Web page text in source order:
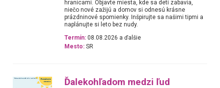
hranicami. Objavte miesta, kde sa deti zabavia,
niečo nové zažijú a domov si odnesú krásne
prázdninové spomienky. Inšpirujte sa našimi tipmi a
naplánujte si leto bez nudy.
Termín: 08.08.2026 a ďalšie
Mesto: SR
Ďalekohľadom medzi ľud